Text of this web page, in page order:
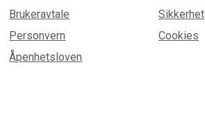
Brukeravtale
Sikkerhet
Personvern
Cookies
Åpenhetsloven